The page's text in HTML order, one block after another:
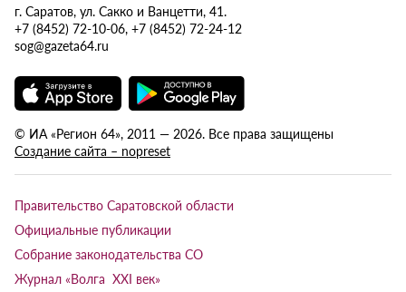
г. Саратов, ул. Сакко и Ванцетти, 41.
+7 (8452) 72-10-06, +7 (8452) 72-24-12
sog@gazeta64.ru
© ИА «Регион 64», 2011 — 2026. Все права защищены
Создание сайта – nopreset
Правительство Саратовской области
Официальные публикации
Собрание законодательства СО
Журнал «Волга XXI век»